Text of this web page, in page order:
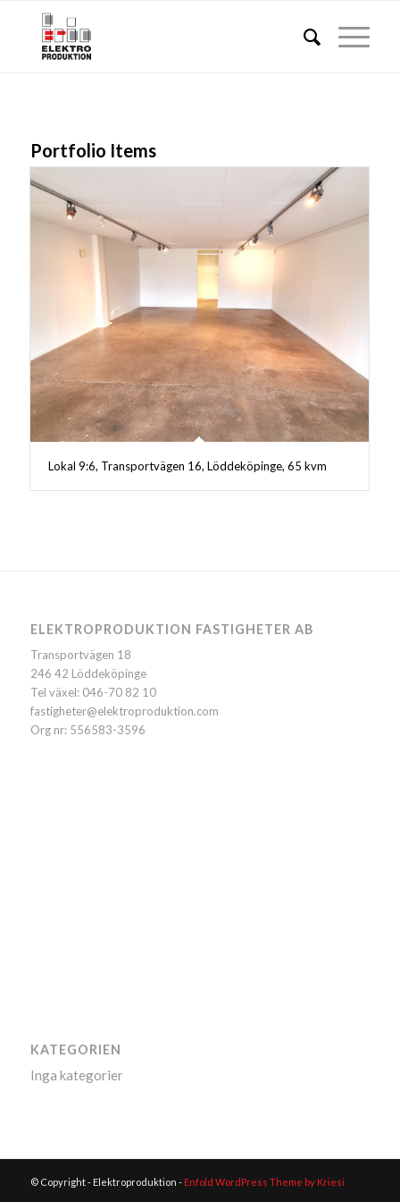
Portfolio Items
Lokal 9:6, Transportvägen 16, Löddeköpinge, 65 kvm
ELEKTROPRODUKTION FASTIGHETER AB
Transportvägen 18
246 42 Löddeköpinge
Tel växel: 046-70 82 10
fastigheter@elektroproduktion.com
Org nr: 556583-3596
KATEGORIEN
Inga kategorier
© Copyright - Elektroproduktion - Enfold WordPress Theme by Kriesi